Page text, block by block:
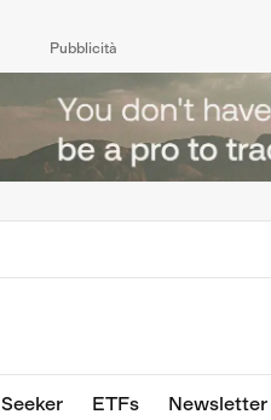
Pubblicità
Seeker ETFs Newsletter